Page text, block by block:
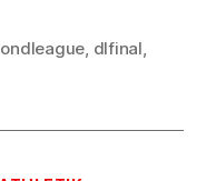
, dlfinal,